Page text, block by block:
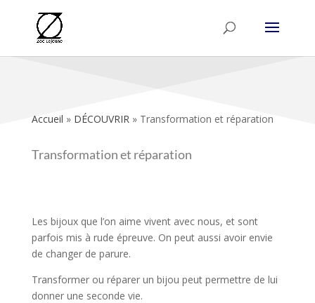
Accueil » DÉCOUVRIR» Transformation et réparation
Transformation et réparation
Les bijoux que l’on aime vivent avec nous, et sont
parfois mis à rude épreuve. On peut aussi avoir envie
de changer de parure.
Transformer ou réparer un bijou peut permettre de lui
donner une seconde vie.